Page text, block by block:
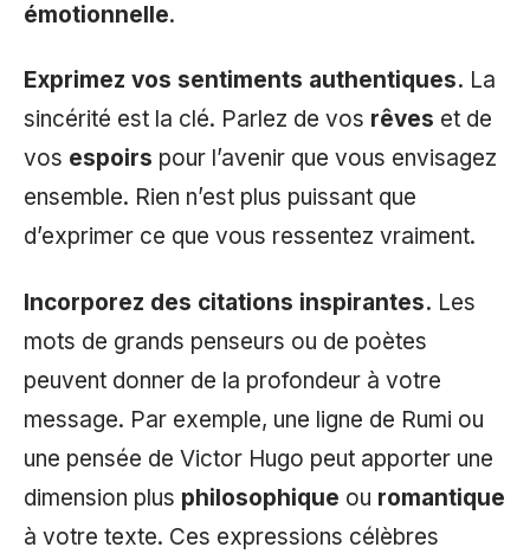
émotionnelle.
Exprimez vos sentiments authentiques. La
sincérité est la clé. Parlez de vos rêves et de
vos espoirs pour l’avenir que vous envisagez
ensemble. Rien n’est plus puissant que
d’exprimer ce que vous ressentez vraiment.
Incorporez des citations inspirantes. Les
mots de grands penseurs ou de poètes
peuvent donner de la profondeur à votre
message. Par exemple, une ligne de Rumi ou
une pensée de Victor Hugo peut apporter une
dimension plus philosophique ou romantique
à votre texte. Ces expressions célèbres